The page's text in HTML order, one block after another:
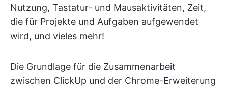
Nutzung, Tastatur- und Mausaktivitäten, Zeit,
die für Projekte und Aufgaben aufgewendet
wird, und vieles mehr!
Die Grundlage für die Zusammenarbeit
zwischen ClickUp und der Chrome-Erweiterung